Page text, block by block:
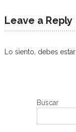
Leave a Reply
Lo siento, debes estar
Buscar